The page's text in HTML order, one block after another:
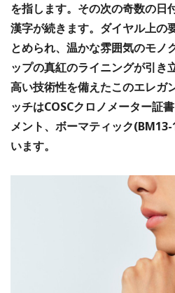
を指します。その次の奇数の日
漢字が続きます。ダイヤル上の
とめられ、温かな雰囲気のモノ
ップの真紅のライニングが引き
高い技術性を備えたこのエレガ
ッチはCOSCクロノメーター証
メント、ボーマティック
います。